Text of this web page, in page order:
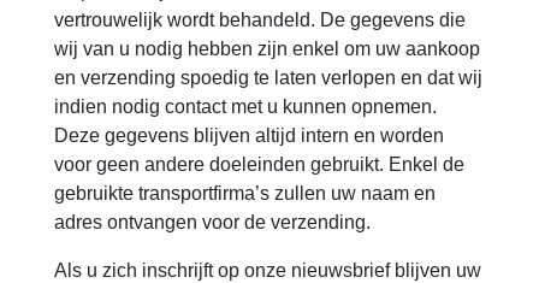
vertrouwelijk wordt behandeld. De gegevens die
wij van u nodig hebben zijn enkel om uw aankoop
en verzending spoedig te laten verlopen en dat wij
indien nodig contact met u kunnen opnemen.
Deze gegevens blijven altijd intern en worden
voor geen andere doeleinden gebruikt. Enkel de
gebruikte transportfirma’s zullen uw naam en
adres ontvangen voor de verzending.
Als u zich inschrijft op onze nieuwsbrief blijven uw